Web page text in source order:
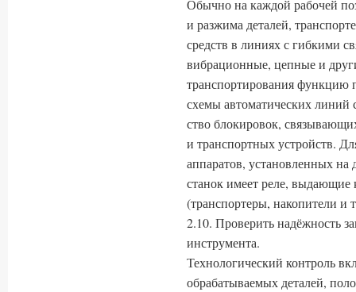
Обычно на каждой рабочей
и разжима деталей,
средств в линиях с гибкими
вибрационные, цепные и
транспортиро­вания функцию
схемы автоматических линий
ство блокировок,
и транспортных устройств.
аппаратов, установленных
станок имеет реле, выдающие
(транспортеры, накопители и
2.10. Проверить надёжность
инструмента.
Технологический контроль
обрабатываемых деталей,